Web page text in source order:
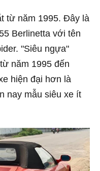
từ năm 1995. Đây là
Berlinetta với tên
"Siêu ngựa"
năm 1995 đến
hiện đại hơn là
nay mẫu siêu xe ít